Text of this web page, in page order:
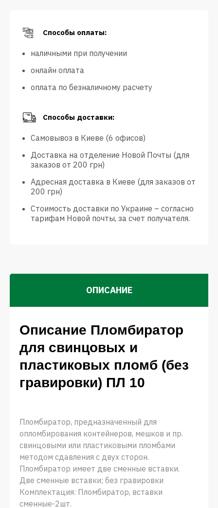
Способы оплаты:
наличными при получении
онлайн оплата
оплата по безналичному расчету
Способы доставки:
Самовывоз в Киеве (6 офисов)
Доставка на отделение Новой Почты (для
заказов от 200 грн)
Адресная доставка в Киеве (для заказов от
200 грн)
Стоимость доставки по Украине – согласно
тарифам Новой почты, за счет получателя.
ОПИСАНИЕ
Описание Пломбиратор
для свинцовых и
пластиковых пломб (без
гравировки) ПЛ 10
Пломбиратор, предназначенный для
опломбирования контейнеров, мешков и пр.
свинцовыми или пластиковыми пломбами
методом сдавления с двух сторон.
Пломбиратор имеет две сменные вставки.
Две сменные вставки; без гравировки
Комплектация: Пломбиратор, вставки
сменные-2шт.